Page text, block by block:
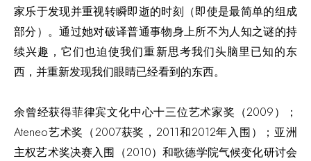
家乐于发现并重视转瞬即逝的时刻（即使是最简单的组成
部分）。通过她对破译普通事物身上所不为人知之谜的持
续兴趣，它们也迫使我们重新思考我们头脑里已知的东
西，并重新发现我们眼睛已经看到的东西。
余曾经获得菲律宾文化中心十三位艺术家奖（2009）；
Ateneo艺术奖（2007获奖，2011和2012年入围）；亚洲
主权艺术奖决赛入围（2010）和歌德学院气候变化研讨会